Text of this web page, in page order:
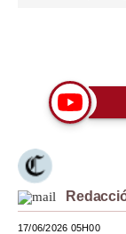
Pregunta de hoy
Tendencias
Lujo
Viajes
17/06/2026 05H00